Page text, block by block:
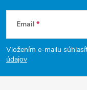
Z
á
p
Email
Vložením e-mailu
údajov